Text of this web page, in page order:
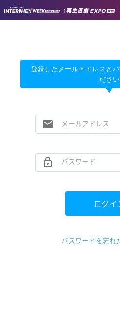
登録したメールアドレスと
ださい
email メールアドレス
lock_outline パスワード
ログイ
パスワードを忘れ